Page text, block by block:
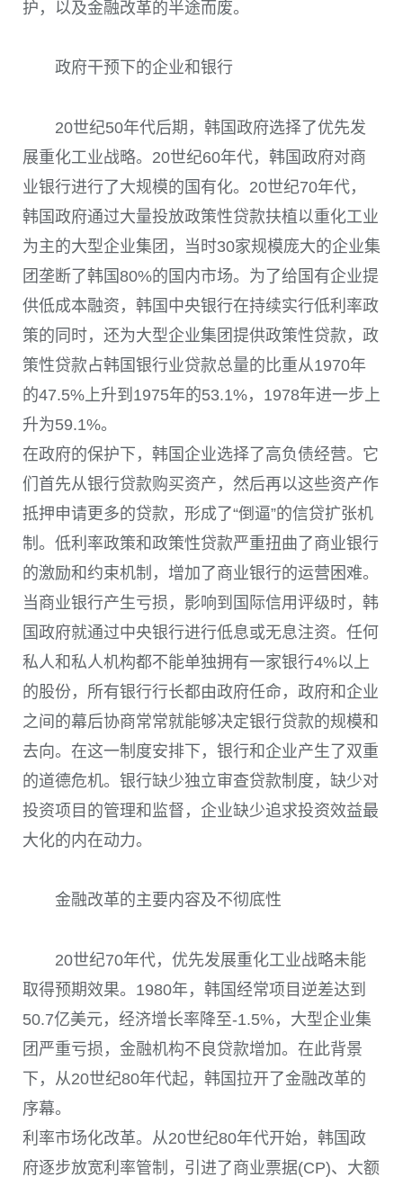
护，以及金融改革的半途而废。
政府干预下的企业和银行
20世纪50年代后期，韩国政府选择了优先发
展重化工业战略。20世纪60年代，韩国政府对商
业银行进行了大规模的国有化。20世纪70年代，
韩国政府通过大量投放政策性贷款扶植以重化工业
为主的大型企业集团，当时30家规模庞大的企业集
团垄断了韩国80%的国内市场。为了给国有企业提
供低成本融资，韩国中央银行在持续实行低利率政
策的同时，还为大型企业集团提供政策性贷款，政
策性贷款占韩国银行业贷款总量的比重从1970年
的47.5%上升到1975年的53.1%，1978年进一步上
升为59.1%。
在政府的保护下，韩国企业选择了高负债经营。它
们首先从银行贷款购买资产，然后再以这些资产作
抵押申请更多的贷款，形成了“倒逼”的信贷扩张机
制。低利率政策和政策性贷款严重扭曲了商业银行
的激励和约束机制，增加了商业银行的运营困难。
当商业银行产生亏损，影响到国际信用评级时，韩
国政府就通过中央银行进行低息或无息注资。任何
私人和私人机构都不能单独拥有一家银行4%以上
的股份，所有银行行长都由政府任命，政府和企业
之间的幕后协商常常就能够决定银行贷款的规模和
去向。在这一制度安排下，银行和企业产生了双重
的道德危机。银行缺少独立审查贷款制度，缺少对
投资项目的管理和监督，企业缺少追求投资效益最
大化的内在动力。
金融改革的主要内容及不彻底性
20世纪70年代，优先发展重化工业战略未能
取得预期效果。1980年，韩国经常项目逆差达到
50.7亿美元，经济增长率降至-1.5%，大型企业集
团严重亏损，金融机构不良贷款增加。在此背景
下，从20世纪80年代起，韩国拉开了金融改革的
序幕。
利率市场化改革。从20世纪80年代开始，韩国政
府逐步放宽利率管制，引进了商业票据(CP)、大额